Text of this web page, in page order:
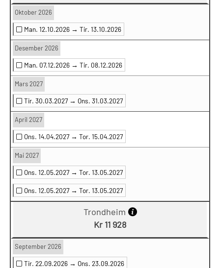
Oktober 2026
Man. 12.10.2026 → Tir. 13.10.2026
Desember 2026
Man. 07.12.2026 → Tir. 08.12.2026
Mars 2027
Tir. 30.03.2027 → Ons. 31.03.2027
April 2027
Ons. 14.04.2027 → Tor. 15.04.2027
Mai 2027
Ons. 12.05.2027 → Tor. 13.05.2027
Ons. 12.05.2027 → Tor. 13.05.2027
Trondheim
Kr 11 928
September 2026
Tir. 22.09.2026 → Ons. 23.09.2026